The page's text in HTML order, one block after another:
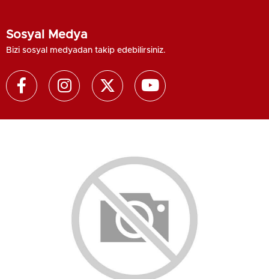
Sosyal Medya
Bizi sosyal medyadan takip edebilirsiniz.